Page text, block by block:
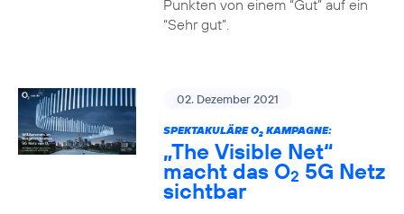
Punkten von einem “Gut” auf ein
“Sehr gut”.
02. Dezember 2021
SPEKTAKULÄRE O2KAMPAGNE:
„The Visible Net“
macht das O2 5G Netz
sichtbar